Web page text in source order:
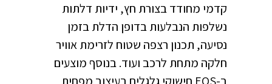
קדמי מחודד בצורת חץ, ידיות דלתות
נשלפות הנבלעות בדופן הדלת בזמן
נסיעה, תכנון רצפה שטוח לזרימת אוויר
חלקה מתחת לרכב ועוד. בנוסף מוצעים